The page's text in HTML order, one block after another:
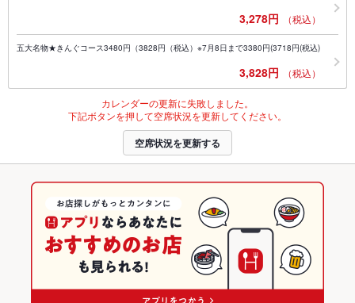
3,278円 （税込）
五大名物★きんぐコース3480円（3828円（税込）※7月8日まで3380円(3718円(税込)
3,828円 （税込）
カレンダーの更新に失敗しました。
下記ボタンを押して空席状況を更新してください。
空席状況を更新する